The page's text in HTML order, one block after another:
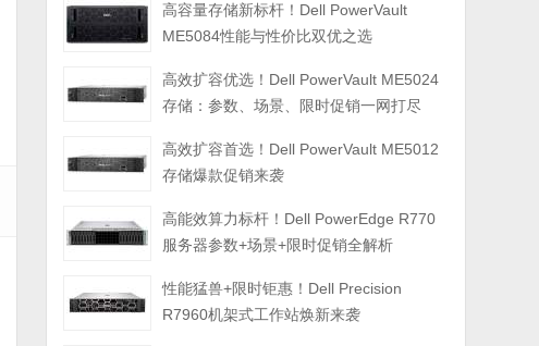
高容量存储新标杆！Dell PowerVault
ME5084性能与性价比双优之选
高效扩容优选！Dell PowerVault ME5024
存储：参数、场景、限时促销一网打尽
高效扩容首选！Dell PowerVault ME5012
存储爆款促销来袭
高能效算力标杆！Dell PowerEdge R770
服务器参数+场景+限时促销全解析
性能猛兽+限时钜惠！Dell Precision
R7960机架式工作站焕新来袭